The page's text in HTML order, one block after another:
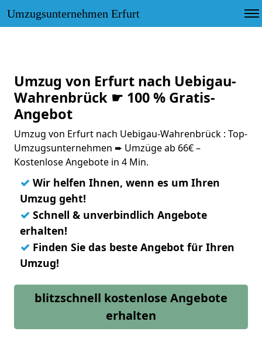
Umzugsunternehmen Erfurt
Umzug von Erfurt nach Uebigau-
Wahrenbrück ☛ 100 % Gratis-
Angebot
Umzug von Erfurt nach Uebigau-Wahrenbrück : Top-
Umzugsunternehmen ➨ Umzüge ab 66€ –
Kostenlose Angebote in 4 Min.
✓ Wir helfen Ihnen, wenn es um Ihren
Umzug geht!
✓ Schnell & unverbindlich Angebote
erhalten!
✓ Finden Sie das beste Angebot für Ihren
Umzug!
blitzschnell kostenlose Angebote
erhalten